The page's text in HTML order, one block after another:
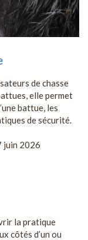
de chasse
elle permet
battue, les
de sécurité.
juin 2026
la pratique
côtés d’un ou